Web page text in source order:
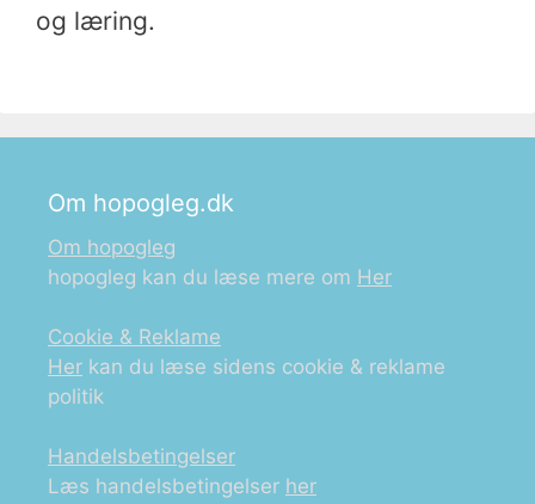
og læring.
Om hopogleg.dk
Om hopogleg
hopogleg kan du læse mere om Her
Cookie & Reklame
Her kan du læse sidens cookie & reklame
politik
Handelsbetingelser
Læs handelsbetingelser her